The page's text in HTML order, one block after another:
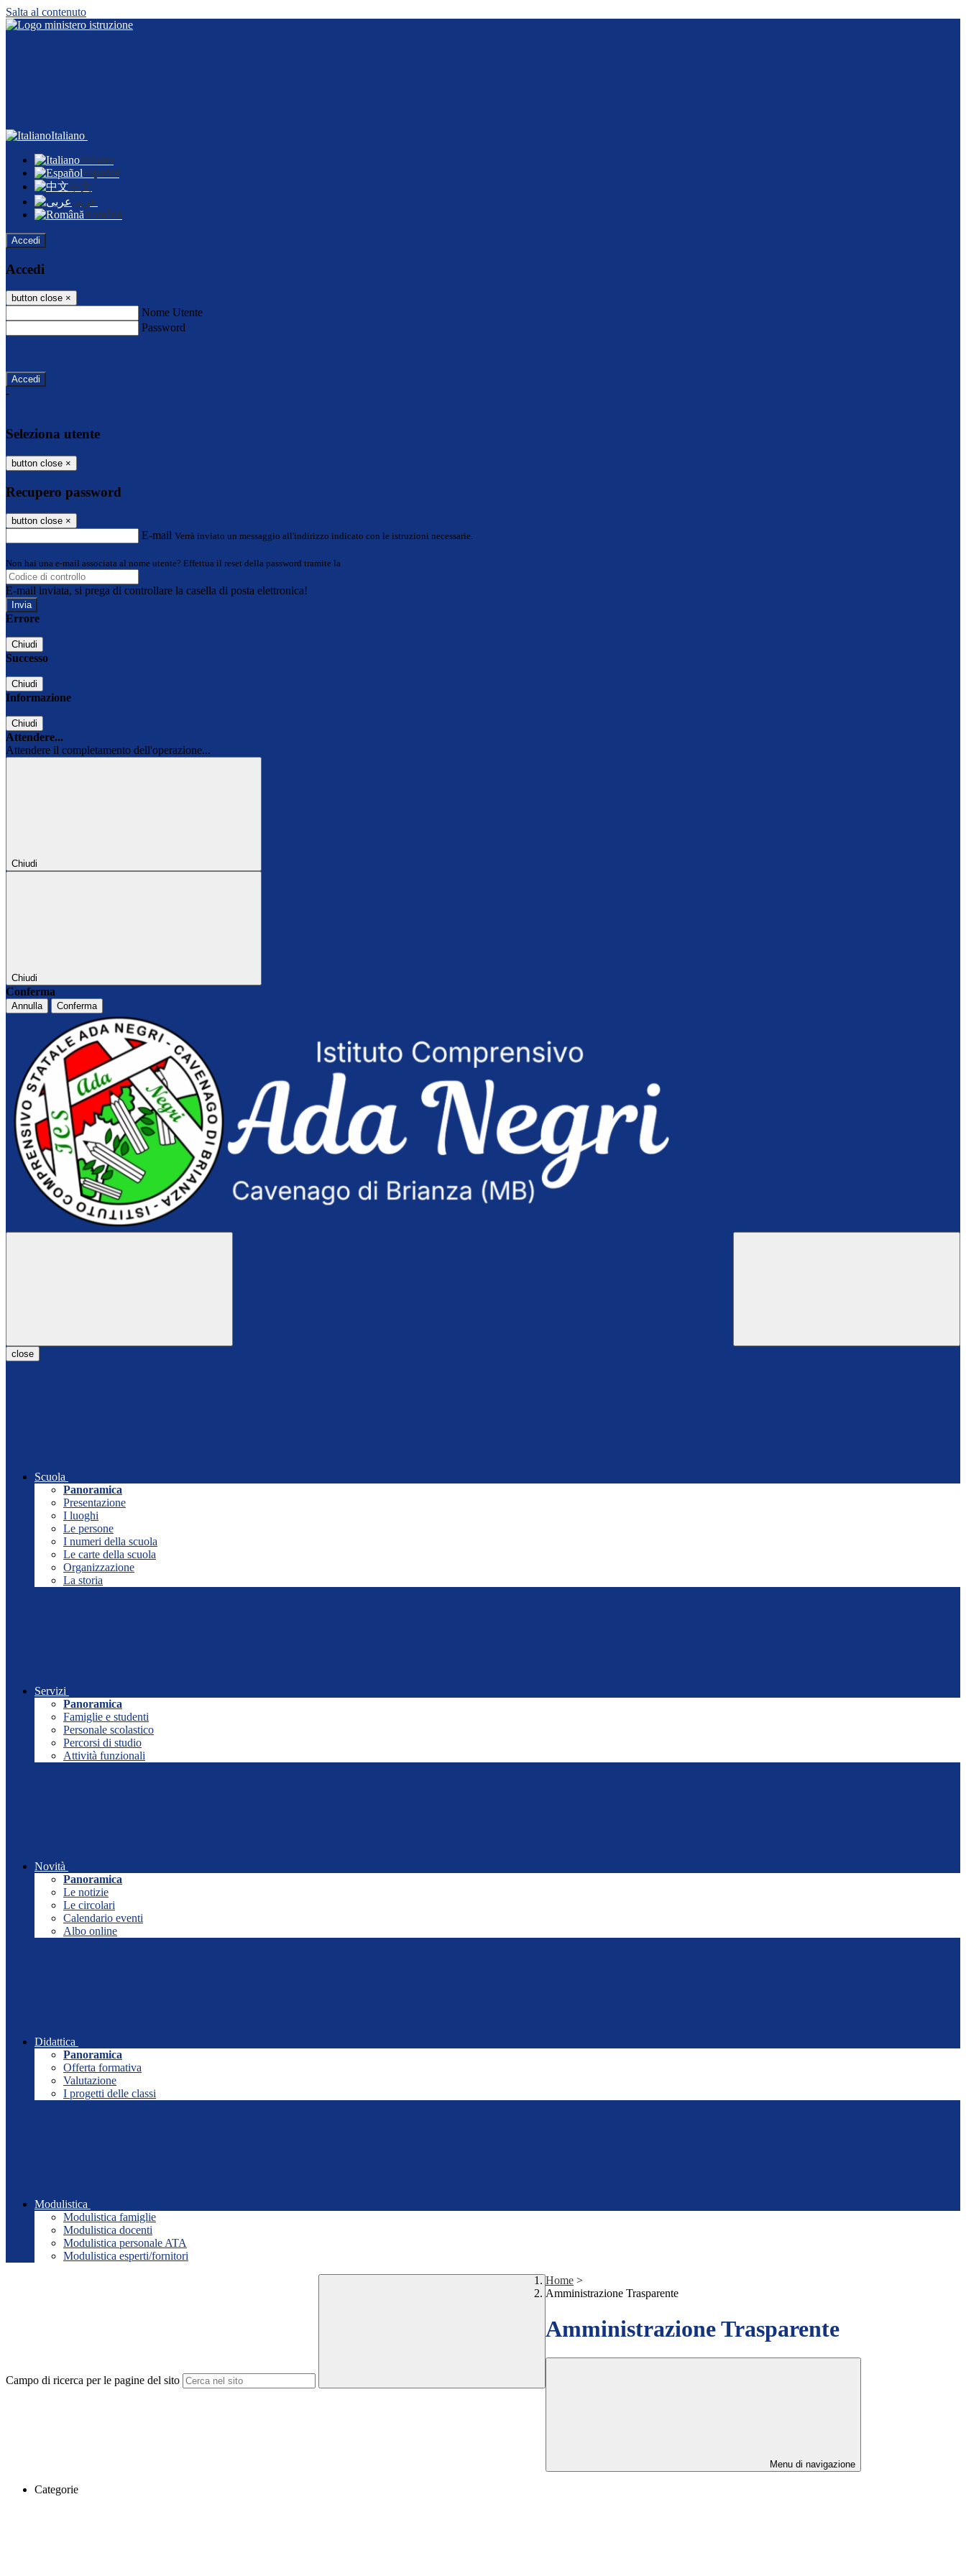
Salta al contenuto
Italiano
Italiano
Español
中文
عربى
Română
Accedi
Accedi
button close ×
Nome Utente
Password
-
Seleziona utente
button close ×
Recupero password
button close ×
E-mail Verrà inviato un messaggio all'indirizzo indicato con le istruzioni necessarie.
Non hai una e-mail associata al nome utente? Effettua il reset della password tramite la
E-mail inviata, si prega di controllare la casella di posta elettronica!
Errore
Chiudi
Successo
Chiudi
Informazione
Chiudi
Attendere...
Attendere il completamento dell'operazione...
Chiudi
Chiudi
Conferma
Annulla Conferma
close
Scuola
Panoramica
Presentazione
I luoghi
Le persone
I numeri della scuola
Le carte della scuola
Organizzazione
La storia
Servizi
Panoramica
Famiglie e studenti
Personale scolastico
Percorsi di studio
Attività funzionali
Novità
Panoramica
Le notizie
Le circolari
Calendario eventi
Albo online
Didattica
Panoramica
Offerta formativa
Valutazione
I progetti delle classi
Modulistica
Modulistica famiglie
Modulistica docenti
Modulistica personale ATA
Modulistica esperti/fornitori
Campo di ricerca per le pagine del sito
Home >
Amministrazione Trasparente
Amministrazione Trasparente
Menu di navigazione
Categorie